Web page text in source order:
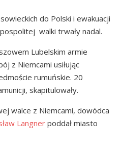
do Polski i ewakuacji
walki trwały nadal.
Lubelskim armie
z Niemcami usiłując
rumuńskie. 20
skapitulowały.
walce z Niemcami, dowódca
Langnerpoddał miasto